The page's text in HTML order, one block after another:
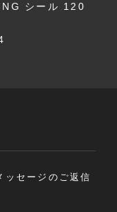
シール 120
ッセージのご返信